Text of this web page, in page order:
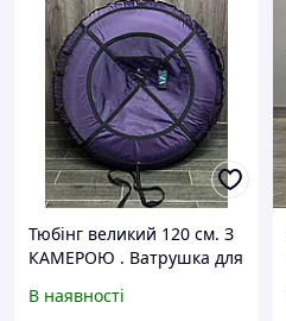
Тюбінг великий 120 см. З
КАМЕРОЮ . Ватрушка для
для катання на гірці.
В наявності